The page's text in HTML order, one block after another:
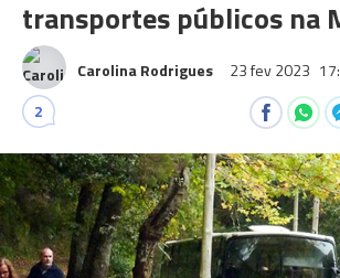
transportes públicos na
Carolina Rodrigues 23 fev 2023
2